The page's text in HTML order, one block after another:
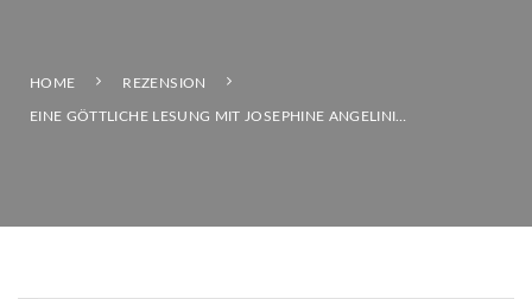
HOME REZENSION
EINE GÖTTLICHE LESUNG MIT JOSEPHINE ANGELINI…